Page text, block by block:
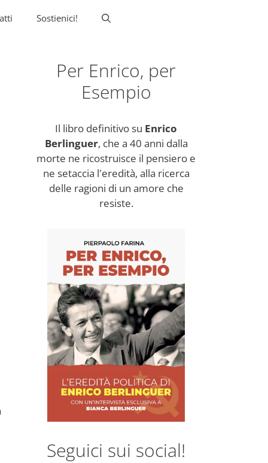
Sostienici!
Per Enrico, per
Esempio
Il libro definitivo su Enrico
Berlinguer, che a 40 anni dalla
morte ne ricostruisce il pensiero e
ne setaccia l'eredità, alla ricerca
delle ragioni di un amore che
resiste.
Seguici sui social!